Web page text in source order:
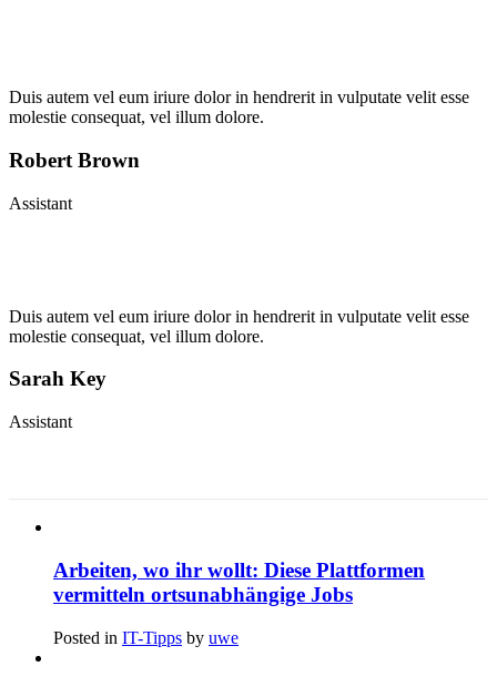
Duis autem vel eum iriure dolor in hendrerit in vulputate velit esse
molestie consequat, vel illum dolore.
Robert Brown
Assistant
Duis autem vel eum iriure dolor in hendrerit in vulputate velit esse
molestie consequat, vel illum dolore.
Sarah Key
Assistant
Arbeiten, wo ihr wollt: Diese Plattformen
vermitteln ortsunabhängige Jobs
Posted in IT-Tipps by uwe